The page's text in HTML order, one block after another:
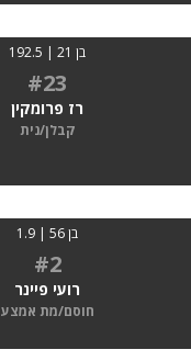
בן 21 | 192.5
#23
רז פרומקין
קבלן/נית
בן 56 | 1.9
#2
רועי פיינר
חוסם/מת אמצע